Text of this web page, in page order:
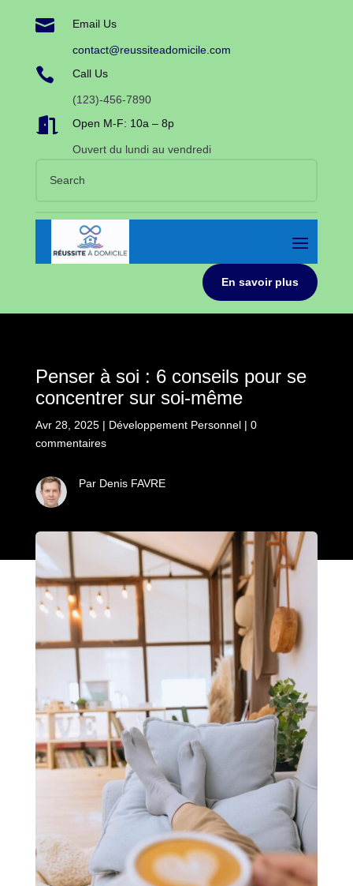
 Email Us
contact@reussiteadomicile.com
 Call Us
(123)-456-7890
 Open M-F: 10a – 8p
Ouvert du lundi au vendredi
En savoir plus
Penser à soi : 6 conseils pour se
concentrer sur soi-même
Avr 28, 2025| Développement Personnel| 0
commentaires
Par Denis FAVRE